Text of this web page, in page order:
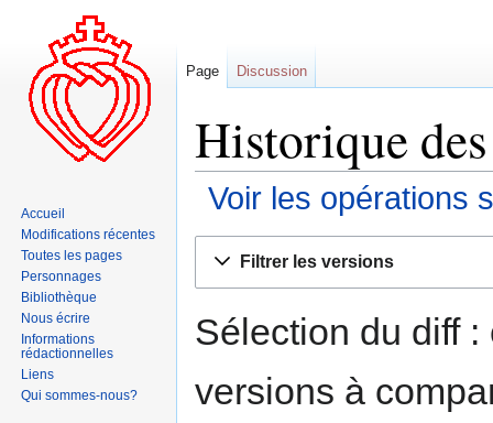
Historique
Voir les opérations
navigation
recherche
Filtrer les versions
Sélection du diff
versions à
Page Discussion
Accueil
Modifications récentes
Toutes les pages
Personnages
Bibliothèque
Nous écrire
Informations
rédactionnelles
Liens
Qui sommes-nous?